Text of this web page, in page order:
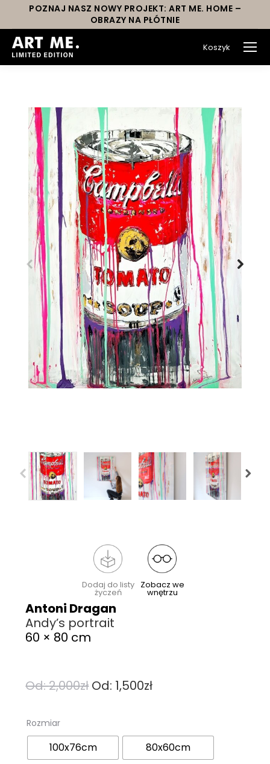
POZNAJ NASZ NOWY PROJEKT: ART ME. HOME –
OBRAZY NA PŁÓTNIE
Koszyk
Previous
Dodaj do listy
życzeń
Zobacz we
wnętrzu
Antoni Dragan
Andy’s portrait
60 × 80 cm
Od:2,000złOd: 1,500zł
Rozmiar
100x76cm 80x60cm